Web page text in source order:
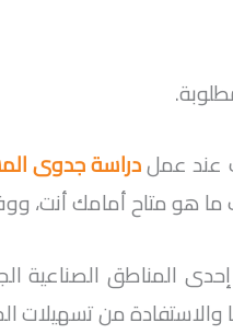
عند عملدراسة جدوى
هو متاح أمامك أنت،
المناطق الصناعية
والاستفادة من تسهيلات